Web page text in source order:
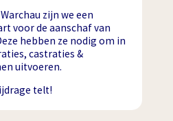
zijn we een
voor de aanschaf van
hebben ze nodig om in
castraties &
uitvoeren.
telt!